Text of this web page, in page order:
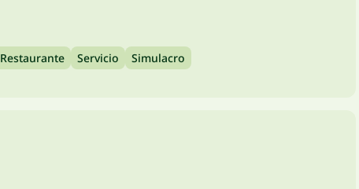
Restaurante Servicio Simulacro